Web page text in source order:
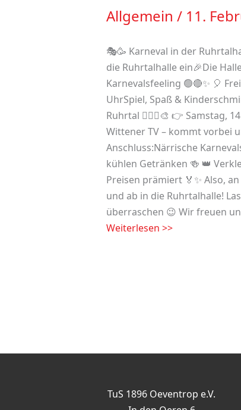
Allgemein / 11.
🎭🥳 Karneval in der
die Ruhrtalhalle ein🎉Die
Karnevalsfeeling 🟢🔴✨ 🎈
UhrSpiel, Spaß &
Ruhrtal 🤾🏼‍♀️🎨 👉 Samstag,
Wittener TV – kommt vorbei
Anschluss:Närrische
kühlen Getränken 🍻 👑
Preisen prämiert 🏅✨ Also,
und ab in die Ruhrtalhalle!
überraschen 😉 Wir freuen
RUHRTALHALLE
–
13.
&
14.02.
Weiterlesen >>
TuS 1896 Oeventrop e.V.